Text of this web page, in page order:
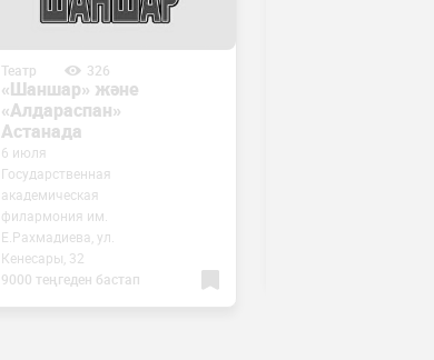
Театр 326
«Шаншар» және
«Алдараспан»
Астанада
6 июля
Государственная
академическая
филармония им.
Е.Рахмадиева, ул.
Кенесары, 32
9000 теңгеден бастап